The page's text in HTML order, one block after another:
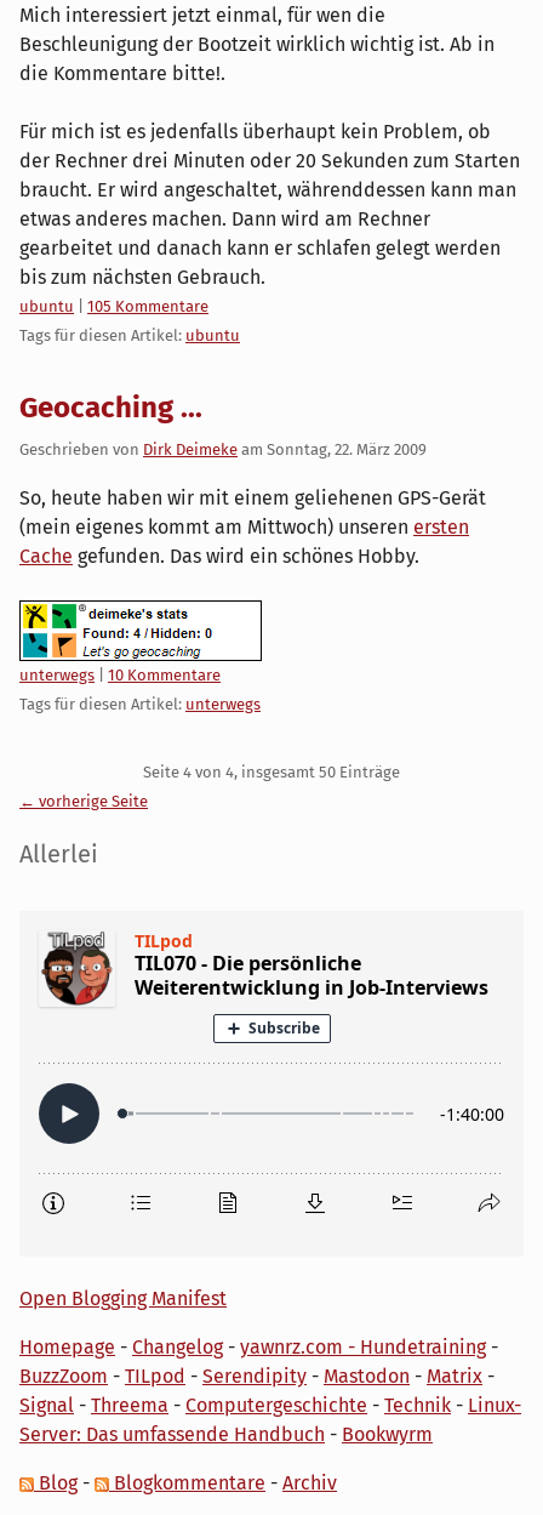
Mich interessiert jetzt einmal, für wen die
Beschleunigung der Bootzeit wirklich wichtig ist. Ab in
die Kommentare bitte!.
Für mich ist es jedenfalls überhaupt kein Problem, ob
der Rechner drei Minuten oder 20 Sekunden zum Starten
braucht. Er wird angeschaltet, währenddessen kann man
etwas anderes machen. Dann wird am Rechner
gearbeitet und danach kann er schlafen gelegt werden
bis zum nächsten Gebrauch.
Kategorien:
ubuntu
105 Kommentare
Tags für diesen Artikel: ubuntu
Geocaching ...
Geschrieben von Dirk Deimeke am Sonntag, 22. März 2009
So, heute haben wir mit einem geliehenen GPS-Gerät
(mein eigenes kommt am Mittwoch) unseren ersten
Cache gefunden. Das wird ein schönes Hobby.
Kategorien:
unterwegs
10 Kommentare
Tags für diesen Artikel: unterwegs
Seite 4 von 4, insgesamt 50 Einträge
← vorherige Seite
Seitenleiste
Allerlei
Open Blogging Manifest
Homepage - Changelog- yawnrz.com - Hundetraining-
BuzzZoom - TILpod - Serendipity - Mastodon - Matrix -
Signal - Threema - Computergeschichte - Technik - Linux-
Server: Das umfassende Handbuch - Bookwyrm
Blog- Blogkommentare - Archiv